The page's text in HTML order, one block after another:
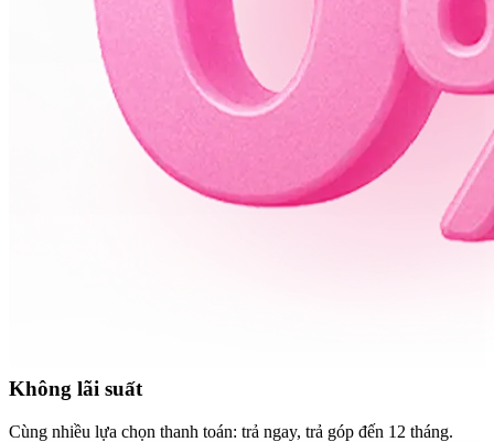
Không lãi suất
Cùng nhiều lựa chọn thanh toán: trả ngay, trả góp đến 12 tháng.